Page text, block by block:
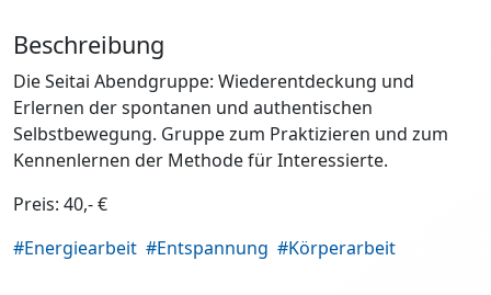
Beschreibung
Die Seitai Abendgruppe: Wiederentdeckung und
Erlernen der spontanen und authentischen
Selbstbewegung. Gruppe zum Praktizieren und zum
Kennenlernen der Methode für Interessierte.
Preis: 40,- €
#Energiearbeit #Entspannung #Körperarbeit